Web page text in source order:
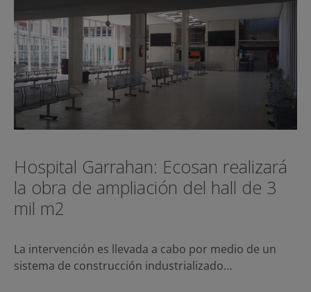
Hospital Garrahan: Ecosan realizará
la obra de ampliación del hall de 3
mil m2
La intervención es llevada a cabo por medio de un
sistema de construcción industrializado…